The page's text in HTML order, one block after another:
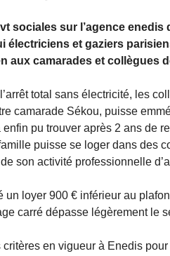
sociales sur l’agence enedis
électriciens et gaziers
aux camarades et collègues
total sans électricité, les
camarade Sékou, puisse
enfin pu trouver après 2 ans de
puisse se loger dans des
son activité professionnelle
un loyer 900 € inférieur au
carré dépasse légèrement le
en vigueur à Enedis